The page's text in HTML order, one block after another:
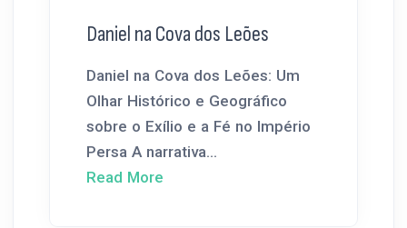
Daniel na Cova dos Leões
Daniel na Cova dos Leões: Um
Olhar Histórico e Geográfico
sobre o Exílio e a Fé no Império
Persa A narrativa...
Read More